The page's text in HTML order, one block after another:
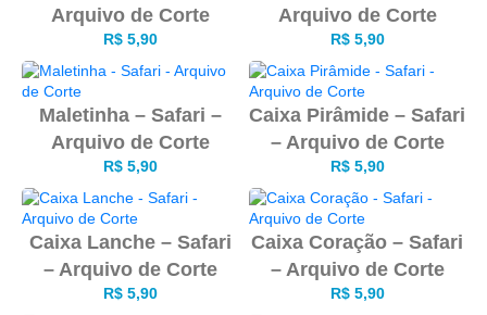
Arquivo de Corte
R$5,90
Arquivo de Corte
R$5,90
Maletinha – Safari –
Arquivo de Corte
R$5,90
Caixa Pirâmide – Safari
– Arquivo de Corte
R$5,90
Caixa Lanche – Safari
– Arquivo de Corte
R$5,90
Caixa Coração – Safari
– Arquivo de Corte
R$5,90